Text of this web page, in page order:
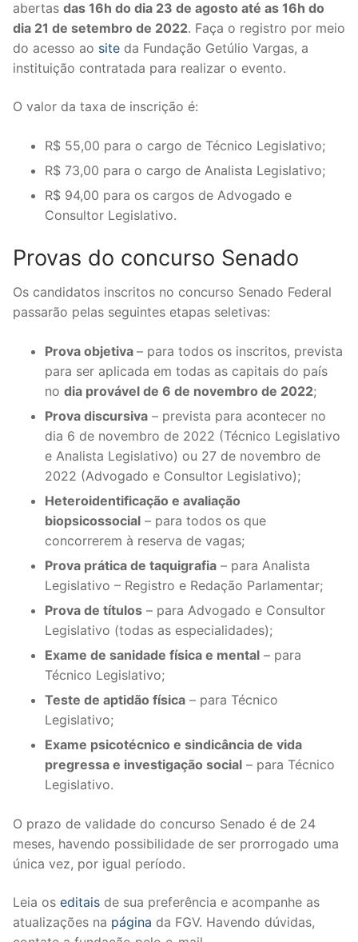
abertas das 16h do dia 23 de agosto até as 16h do
dia 21 de setembro de 2022. Faça o registro por meio
do acesso ao site da Fundação Getúlio Vargas, a
instituição contratada para realizar o evento.
O valor da taxa de inscrição é:
R$ 55,00 para o cargo de Técnico Legislativo;
R$ 73,00 para o cargo de Analista Legislativo;
R$ 94,00 para os cargos de Advogado e
Consultor Legislativo.
Provas do concurso Senado
Os candidatos inscritos no concurso Senado Federal
passarão pelas seguintes etapas seletivas:
Prova objetiva – para todos os inscritos, prevista
para ser aplicada em todas as capitais do país
no dia provável de 6 de novembro de 2022;
Prova discursiva – prevista para acontecer no
dia 6 de novembro de 2022 (Técnico Legislativo
e Analista Legislativo) ou 27 de novembro de
2022 (Advogado e Consultor Legislativo);
Heteroidentificação e avaliação
biopsicossocial – para todos os que
concorrerem à reserva de vagas;
Prova prática de taquigrafia – para Analista
Legislativo – Registro e Redação Parlamentar;
Prova de títulos – para Advogado e Consultor
Legislativo (todas as especialidades);
Exame de sanidade física e mental – para
Técnico Legislativo;
Teste de aptidão física – para Técnico
Legislativo;
Exame psicotécnico e sindicância de vida
pregressa e investigação social – para Técnico
Legislativo.
O prazo de validade do concurso Senado é de 24
meses, havendo possibilidade de ser prorrogado uma
única vez, por igual período.
Leia os editais de sua preferência e acompanhe as
atualizações na página da FGV. Havendo dúvidas,